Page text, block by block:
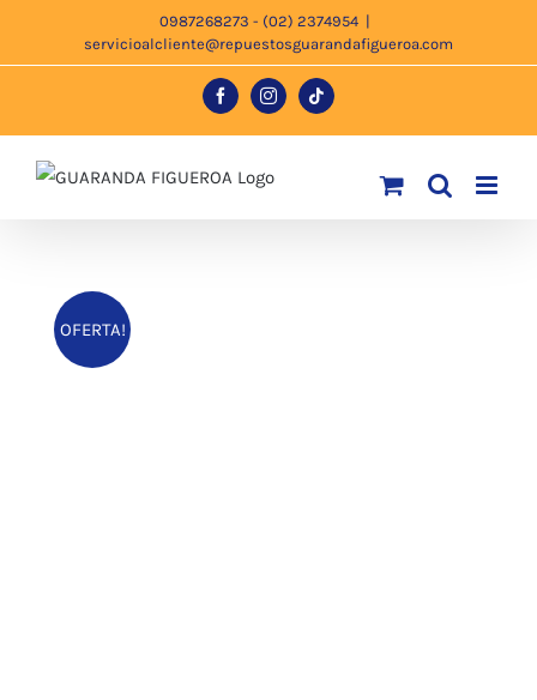
0987268273 - (02) 2374954 |
servicioalcliente@repuestosguarandafigueroa.com
FacebookInstagramTiktok
OFERTA!